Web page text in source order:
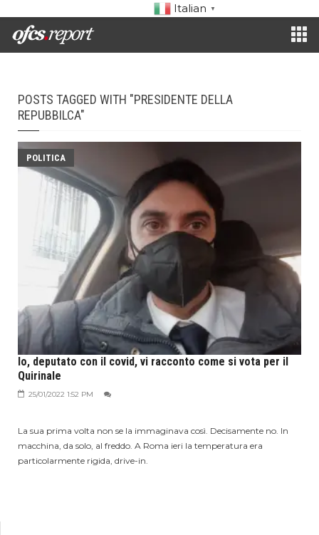
Italian ▼
POSTS TAGGED WITH "PRESIDENTE DELLA
REPUBBILCA"
POLITICA
Io, deputato con il covid, vi racconto come si vota per il
Quirinale
25/01/2022 1:52 PM
La sua prima volta non se la immaginava così. Decisamente no. In
macchina, da solo, al freddo. A Roma ieri la temperatura era
particolarmente rigida, drive-in.